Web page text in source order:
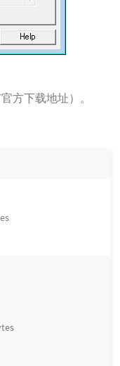
方下载地址）。